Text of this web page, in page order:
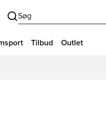
Søg
Tilbud Outlet